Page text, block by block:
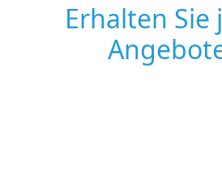
Erhalten Sie